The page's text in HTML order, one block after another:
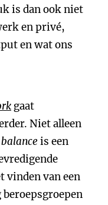
is dan ook niet
en privé,
en wat ons
gaat
Niet alleen
is een
vinden van een